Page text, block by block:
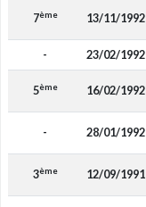
7ème 13/11/1992
- 23/02/1992
5ème 16/02/1992
- 28/01/1992
3ème 12/09/1991